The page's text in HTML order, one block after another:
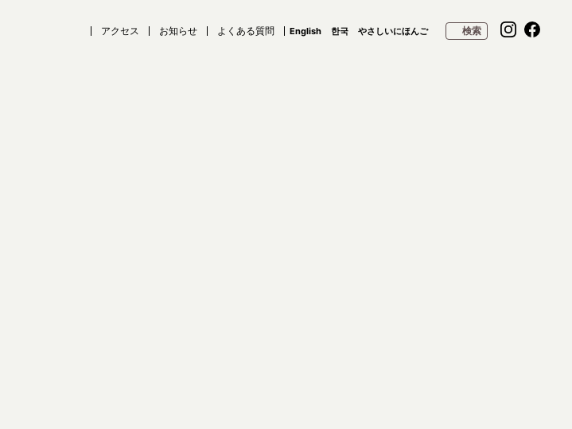
アクセス お知らせ よくある質問 English 한국 やさしいにほんご 検索